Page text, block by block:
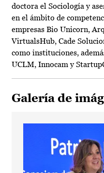
doctora el Sociología y
en el ámbito de
empresas Bio Unicorn,
VirtualsHub, Cade
como instituciones,
UCLM, Innocam y
Galería de